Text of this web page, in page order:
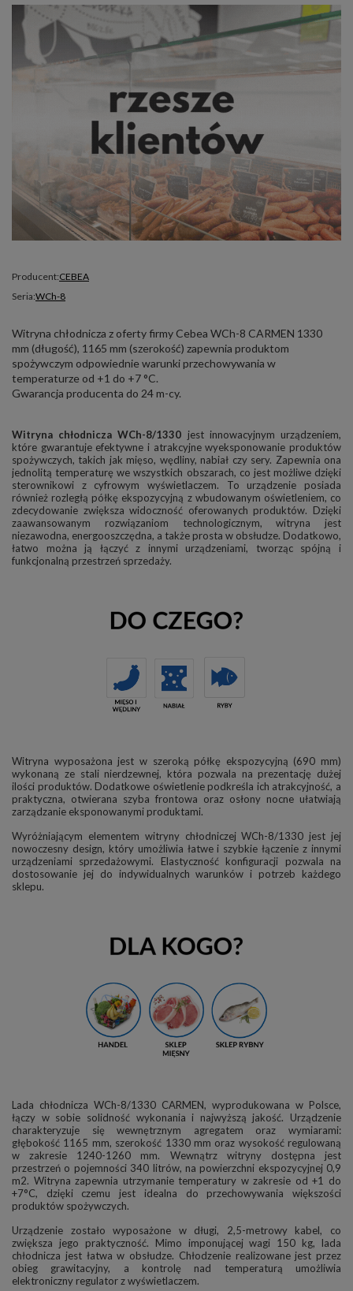
Producent:CEBEA
Seria:WCh-8
Witryna chłodnicza z oferty firmy Cebea WCh-8 CARMEN 1330
mm (długość), 1165 mm (szerokość) zapewnia produktom
spożywczym odpowiednie warunki przechowywania w
temperaturze od +1 do +7 °C.
Gwarancja producenta do 24 m-cy.
Witryna chłodnicza WCh-8/1330 jest innowacyjnym urządzeniem,
które gwarantuje efektywne i atrakcyjne wyeksponowanie produktów
spożywczych, takich jak mięso, wędliny, nabiał czy sery. Zapewnia ona
jednolitą temperaturę we wszystkich obszarach, co jest możliwe dzięki
sterownikowi z cyfrowym wyświetlaczem. To urządzenie posiada
również rozległą półkę ekspozycyjną z wbudowanym oświetleniem, co
zdecydowanie zwiększa widoczność oferowanych produktów. Dzięki
zaawansowanym rozwiązaniom technologicznym, witryna jest
niezawodna, energooszczędna, a także prosta w obsłudze. Dodatkowo,
łatwo można ją łączyć z innymi urządzeniami, tworząc spójną i
funkcjonalną przestrzeń sprzedaży.
Witryna wyposażona jest w szeroką półkę ekspozycyjną (690 mm)
wykonaną ze stali nierdzewnej, która pozwala na prezentację dużej
ilości produktów. Dodatkowe oświetlenie podkreśla ich atrakcyjność, a
praktyczna, otwierana szyba frontowa oraz osłony nocne ułatwiają
zarządzanie eksponowanymi produktami.
Wyróżniającym elementem witryny chłodniczej WCh-8/1330 jest jej
nowoczesny design, który umożliwia łatwe i szybkie łączenie z innymi
urządzeniami sprzedażowymi. Elastyczność konfiguracji pozwala na
dostosowanie jej do indywidualnych warunków i potrzeb każdego
sklepu.
Lada chłodnicza WCh-8/1330 CARMEN, wyprodukowana w Polsce,
łączy w sobie solidność wykonania i najwyższą jakość. Urządzenie
charakteryzuje się wewnętrznym agregatem oraz wymiarami:
głębokość 1165 mm, szerokość 1330 mm oraz wysokość regulowaną
w zakresie 1240-1260 mm. Wewnątrz witryny dostępna jest
przestrzeń o pojemności 340 litrów, na powierzchni ekspozycyjnej 0,9
m2. Witryna zapewnia utrzymanie temperatury w zakresie od +1 do
+7°C, dzięki czemu jest idealna do przechowywania większości
produktów spożywczych.
Urządzenie zostało wyposażone w długi, 2,5-metrowy kabel, co
zwiększa jego praktyczność. Mimo imponującej wagi 150 kg, lada
chłodnicza jest łatwa w obsłudze. Chłodzenie realizowane jest przez
obieg grawitacyjny, a kontrolę nad temperaturą umożliwia
elektroniczny regulator z wyświetlaczem.